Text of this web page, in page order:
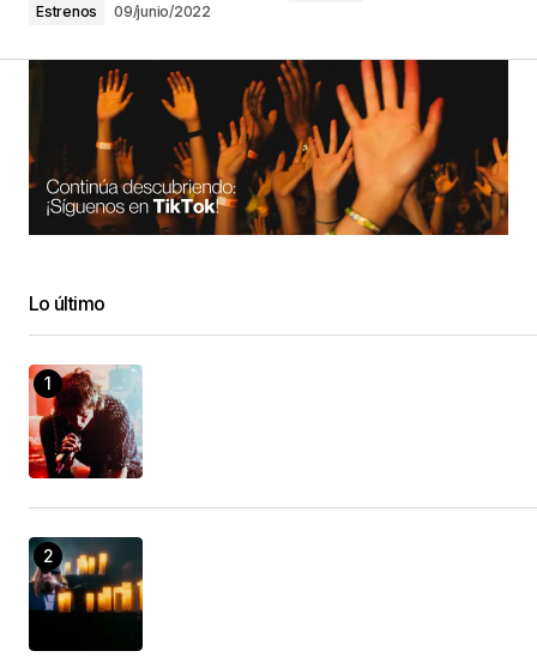
Estrenos 09/junio/2022
Lo último